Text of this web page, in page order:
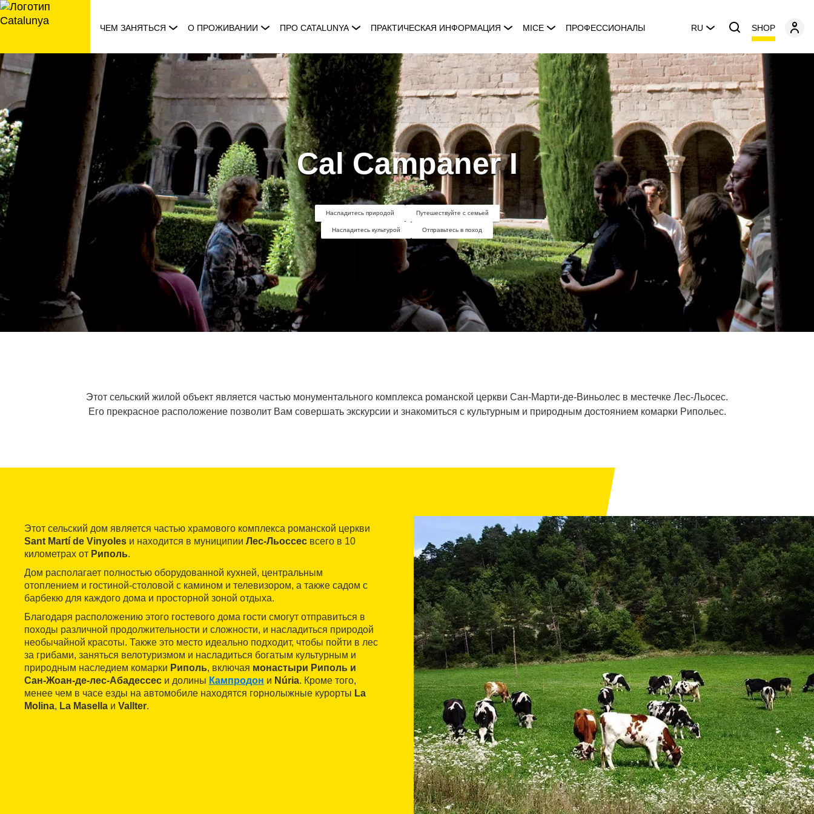
перейти
к
ЧЕМ ЗАНЯТЬСЯ О ПРОЖИВАНИИ ПРО CATALUNYA ПРАКТИЧЕСКАЯ ИНФОРМАЦИЯ MICE ПРОФЕССИОНАЛЫ RU SHOP
Cal Campaner I
Насладитесь природой Путешествуйте с семьей
Насладитесь культурой Отправьтесь в поход
Этот сельский жилой объект является частью монументального комплекса романской церкви Сан-Марти-де-Виньолес в местечке Лес-Льосес.
Его прекрасное расположение позволит Вам совершать экскурсии и знакомиться с культурным и природным достоянием комарки Рипольес.
Этот сельский дом является частью храмового комплекса романской церкви
Sant Martí de Vinyoles и находится в муниципии Лес-Льоссес всего в 10
километрах от Риполь.
Дом располагает полностью оборудованной кухней, центральным
отоплением и гостиной-столовой с камином и телевизором, а также садом с
барбекю для каждого дома и просторной зоной отдыха.
Благодаря расположению этого гостевого дома гости смогут отправиться в
походы различной продолжительности и сложности, и насладиться природой
необычайной красоты. Также это место идеально подходит, чтобы пойти в лес
за грибами, заняться велотуризмом и насладиться богатым культурным и
природным наследием комарки Риполь, включая монастыри Риполь и
Сан-Жоан-де-лес-Абадессес и долины Кампродон и Núria. Кроме того,
менее чем в часе езды на автомобиле находятся горнолыжные курорты La
Molina, La Masella и Vallter.